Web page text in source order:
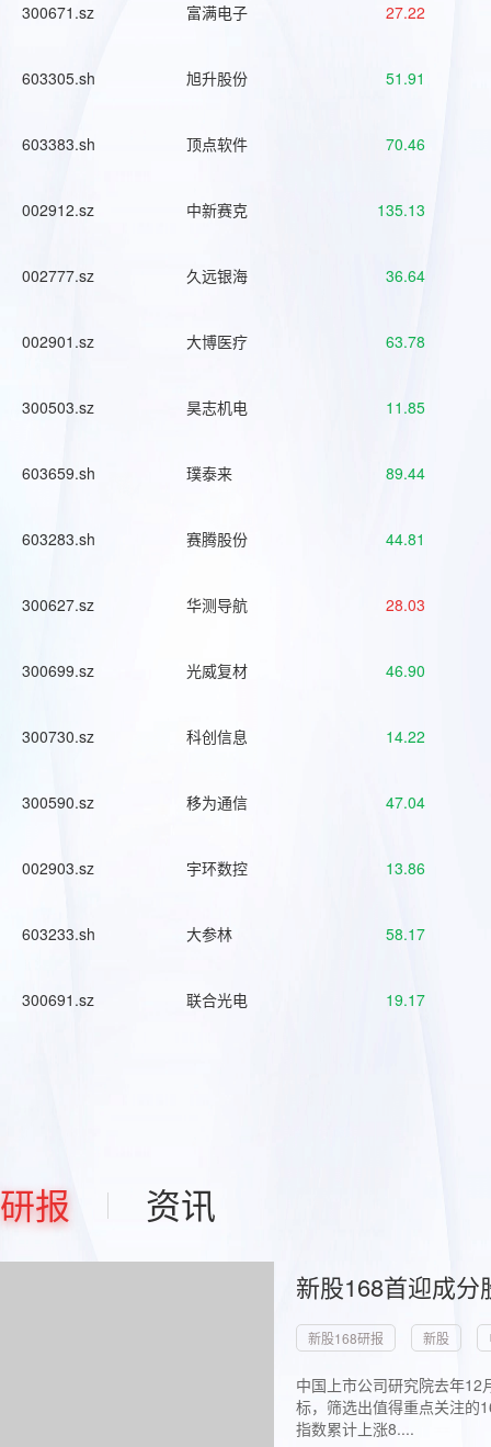
300671.sz 富满电子 27.22
603305.sh 旭升股份 51.91
603383.sh 顶点软件 70.46
002912.sz 中新赛克 135.13
002777.sz 久远银海 36.64
002901.sz 大博医疗 63.78
300503.sz 昊志机电 11.85
603659.sh 璞泰来 89.44
603283.sh 赛腾股份 44.81
300627.sz 华测导航 28.03
300699.sz 光威复材 46.90
300730.sz 科创信息 14.22
300590.sz 移为通信 47.04
002903.sz 宇环数控 13.86
603233.sh 大参林 58.17
300691.sz 联合光电 19.17
研报 资讯
新股168首迎成
新股168研报 新股
中国上市公司研究院去年
标，筛选出值得重点关注的
指数累计上涨8....